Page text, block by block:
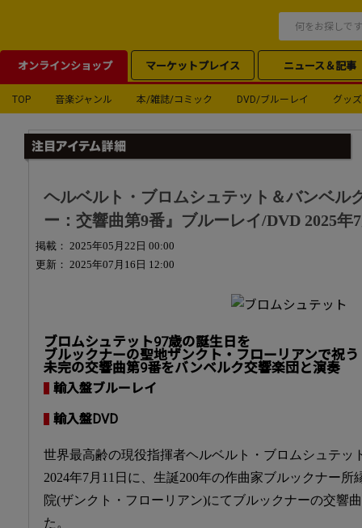
オンラインショップ マーケットプレイス ニュース＆記事
TOP 音楽ジャンル 本/雑誌/コミック DVD/ブルーレイ グッズ
ヘルベルト・ブロムシュテット＆バンベル
ー：交響曲第9番』ブルーレイ/DVD 2025年
掲載： 2025年05月22日 00:00
更新： 2025年07月16日 12:00
ブロムシュテット97歳の誕生日を
ブルックナーの聖地ザンクト・フローリアンで祝う
未完の交響曲第9番をバンベルク交響楽団と演奏
輸入盤ブルーレイ
輸入盤DVD
世界最高齢の現役指揮者ヘルベルト・ブロムシュテッ
2024年7月11日に、生誕200年の作曲家ブルックナー
院(ザンクト・フローリアン)にてブルックナーの交響
た。